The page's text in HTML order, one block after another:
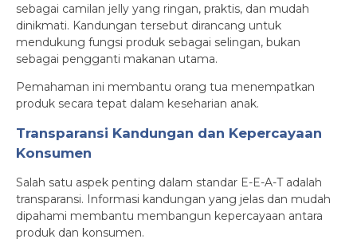
sebagai camilan jelly yang ringan, praktis, dan mudah
dinikmati. Kandungan tersebut dirancang untuk
mendukung fungsi produk sebagai selingan, bukan
sebagai pengganti makanan utama.
Pemahaman ini membantu orang tua menempatkan
produk secara tepat dalam keseharian anak.
Transparansi Kandungan dan Kepercayaan
Konsumen
Salah satu aspek penting dalam standar E-E-A-T adalah
transparansi. Informasi kandungan yang jelas dan mudah
dipahami membantu membangun kepercayaan antara
produk dan konsumen.